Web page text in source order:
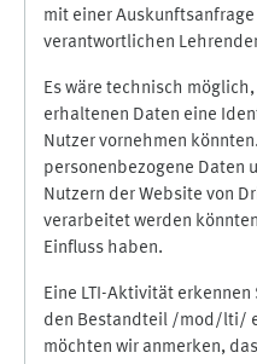
mit einer
verantwortlichen
Es wäre technisch
erhaltenen Daten eine
Nutzer vornehmen
personenbezogene Daten
Nutzern der Website von
verarbeitet werden
Einfluss haben.
Eine LTI-Aktivität erkennen
den Bestandteil /mod/lti/
möchten wir anmerken,